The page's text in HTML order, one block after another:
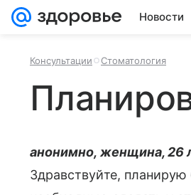
Новости
Консультации Стоматология
анонимно, женщина, 26
Здравствуйте,